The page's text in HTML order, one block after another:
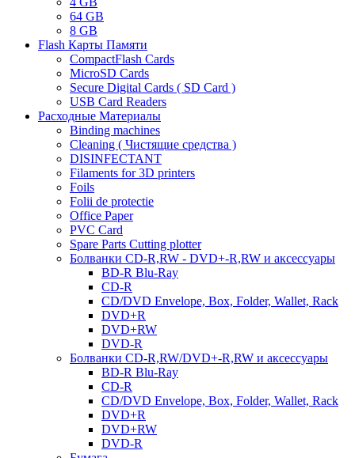
64 GB
8 GB
Flash Карты Памяти
CompactFlash Cards
MicroSD Cards
Secure Digital Cards ( SD Card )
USB Card Readers
Расходные Материалы
Binding machines
Cleaning ( Чистящие средства )
DISINFECTANT
Filaments for 3D printers
Foils
Folii de protectie
Office Paper
PVC Card
Spare Parts Cutting plotter
Болванки CD-R,RW - DVD+-R,RW и аксессуары
BD-R Blu-Ray
CD-R
CD/DVD Envelope, Box, Folder, Wallet, Rack
DVD+R
DVD+RW
DVD-R
Болванки CD-R,RW/DVD+-R,RW и аксессуары
BD-R Blu-Ray
CD-R
CD/DVD Envelope, Box, Folder, Wallet, Rack
DVD+R
DVD+RW
DVD-R